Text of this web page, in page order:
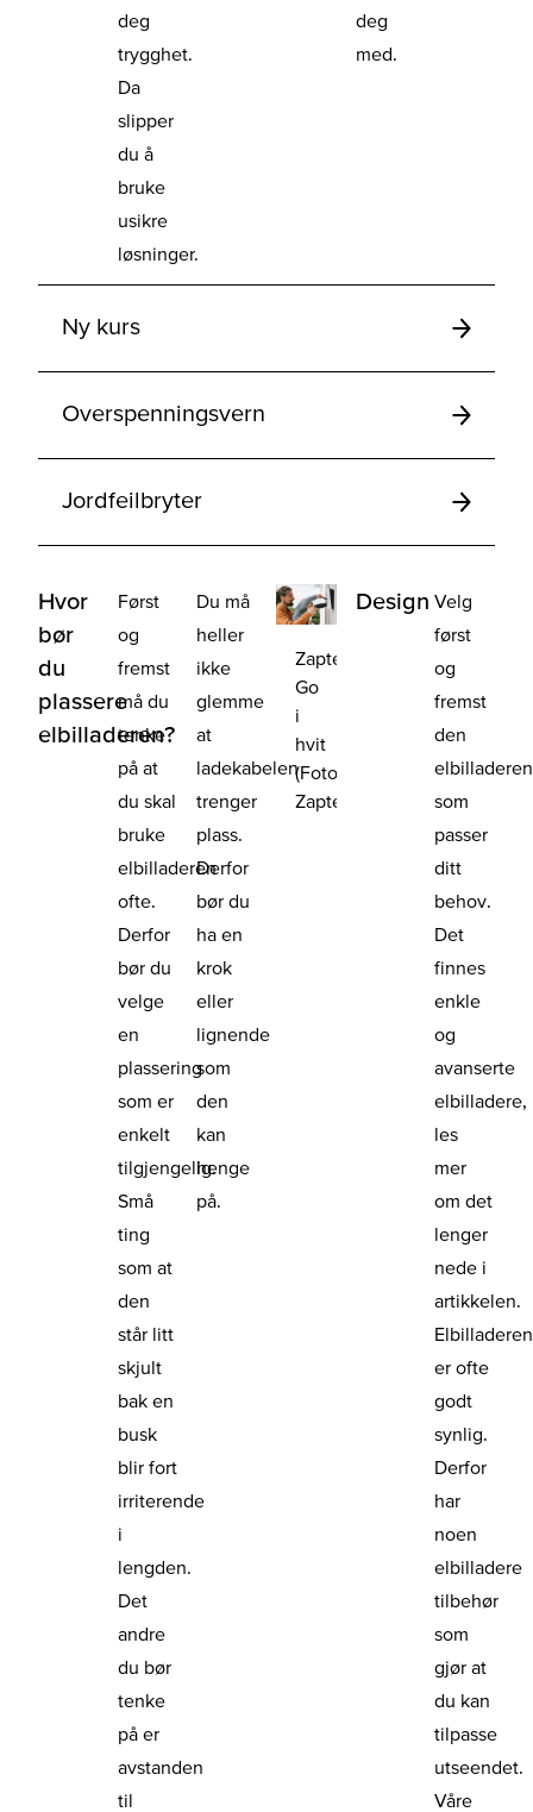
deg
trygghet.
Da
slipper
du å
bruke
usikre
løsninger.
deg
med.
Ny kurs
Overspenningsvern
Jordfeilbryter
Hvor
bør
du
plassere
elbilladeren?
Først
og
fremst
må du
tenke
på at
du skal
bruke
elbilladeren
ofte.
Derfor
bør du
velge
en
plassering
som er
enkelt
tilgjengelig.
Små
ting
som at
den
står litt
skjult
bak en
busk
blir fort
irriterende
i
lengden.
Det
andre
du bør
tenke
på er
avstanden
til
Du må
heller
ikke
glemme
at
ladekabelen
trenger
plass.
Derfor
bør du
ha en
krok
eller
lignende
som
den
kan
henge
på.
Zaptec
Go
i
hvit
(Foto:
Zaptec)
Design Velg
først
og
fremst
den
elbilladeren
som
passer
ditt
behov.
Det
finnes
enkle
og
avanserte
elbilladere,
les
mer
om det
lenger
nede i
artikkelen.
Elbilladeren
er ofte
godt
synlig.
Derfor
har
noen
elbilladere
tilbehør
som
gjør at
du kan
tilpasse
utseendet.
Våre